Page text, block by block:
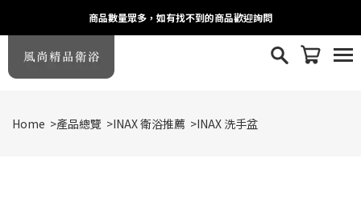
商品數量眾多，如有找不到的商品歡迎詢問
Home >產品總覽 >INAX 衛浴推薦 >INAX 洗手盆